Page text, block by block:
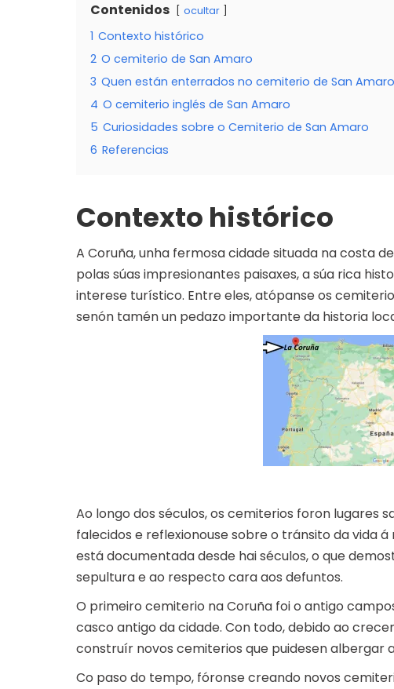
Contenidos ocultar
1 Contexto histórico
2 O cemiterio de San Amaro
3 Quen están enterrados no cemiterio de San
4 O cemiterio inglés de San Amaro
5 Curiosidades sobre o Cemiterio de San Amaro
6 Referencias
Contexto histórico
A Coruña, unha fermosa cidade situada na costa
polas súas impresionantes paisaxes, a súa rica
interese turístico. Entre eles, atópanse os
senón tamén un pedazo importante da historia
Ao longo dos séculos, os cemiterios foron lugares
falecidos e reflexionouse sobre o tránsito da vida
está documentada desde hai séculos, o que
sepultura e ao respecto cara aos defuntos.
O primeiro cemiterio na Coruña foi o antigo
casco antigo da cidade. Con todo, debido ao
construír novos cemiterios que puidesen albergar
Co paso do tempo, fóronse creando novos